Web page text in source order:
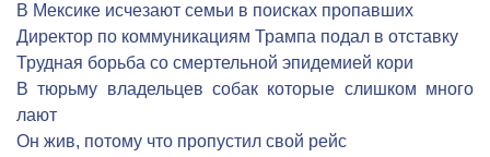
В Мексике исчезают семьи в поисках пропавших
Директор по коммуникациям Трампа подал в отставку
Трудная борьба со смертельной эпидемией кори
В тюрьму владельцев собак которые слишком много
лают
Он жив, потому что пропустил свой рейс